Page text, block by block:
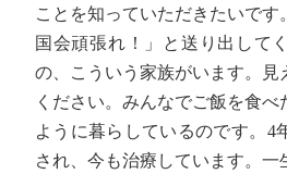
ことを知っていただきたいです
国会頑張れ！」と送り出して
の、こういう家族がいます。見
ください。みんなでご飯を食べ
ように暮らしているのです。4
され、今も治療しています。一